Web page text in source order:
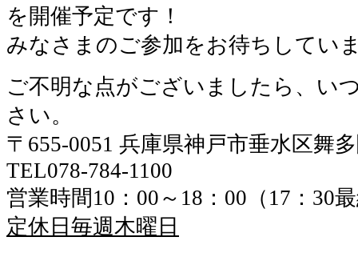
を開催予定です！
みなさまのご参加をお待ちしてい
ご不明な点がございましたら、い
さい。
〒655-0051 兵庫県神戸市垂水区舞
TEL078-784-1100
営業時間10：00～18：00（17：30
定休日毎週木曜日